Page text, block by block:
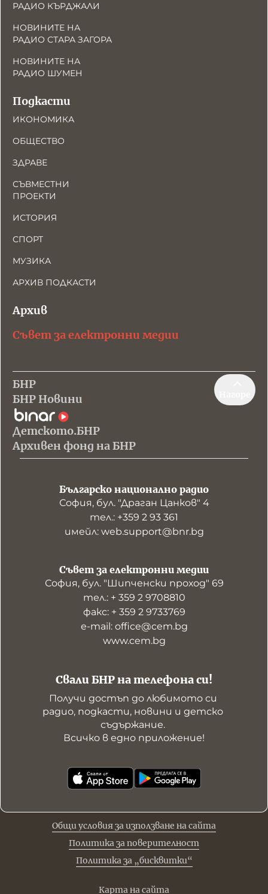
РАДИО КЪРДЖАЛИ
НОВИНИТЕ НА
РАДИО СТАРА ЗАГОРА
НОВИНИТЕ НА
РАДИО ШУМЕН
Подкасти
ИКОНОМИКА
ОБЩЕСТВО
ЗДРАВЕ
СЪВМЕСТНИ
ПРОЕКТИ
ИСТОРИЯ
СПОРТ
МУЗИКА
АРХИВ ПОДКАСТИ
Архив
Съвет за електронни медии
БНР
БНР Новини
Детското.БНР
Архивен фонд на БНР
Българско национално радио
София, бул. "Драган Цанков" 4
тел.: +359 2 93 361
имейл: web.support@bnr.bg
Свали БНР на телефона си!
Получи достъп до любимото си
радио, подкасти, новини и детско
съдържание.
Всичко в едно приложение!
Съвет за електронни медии
София, бул. "Шипченски проход" 69
тел.: + 359 2 9708810
факс: + 359 2 9733769
е-mail: office@cem.bg
www.cem.bg
Общи условия за използване на сайта
Политика за поверителност
Политика за „бисквитки“
Карта на сайта